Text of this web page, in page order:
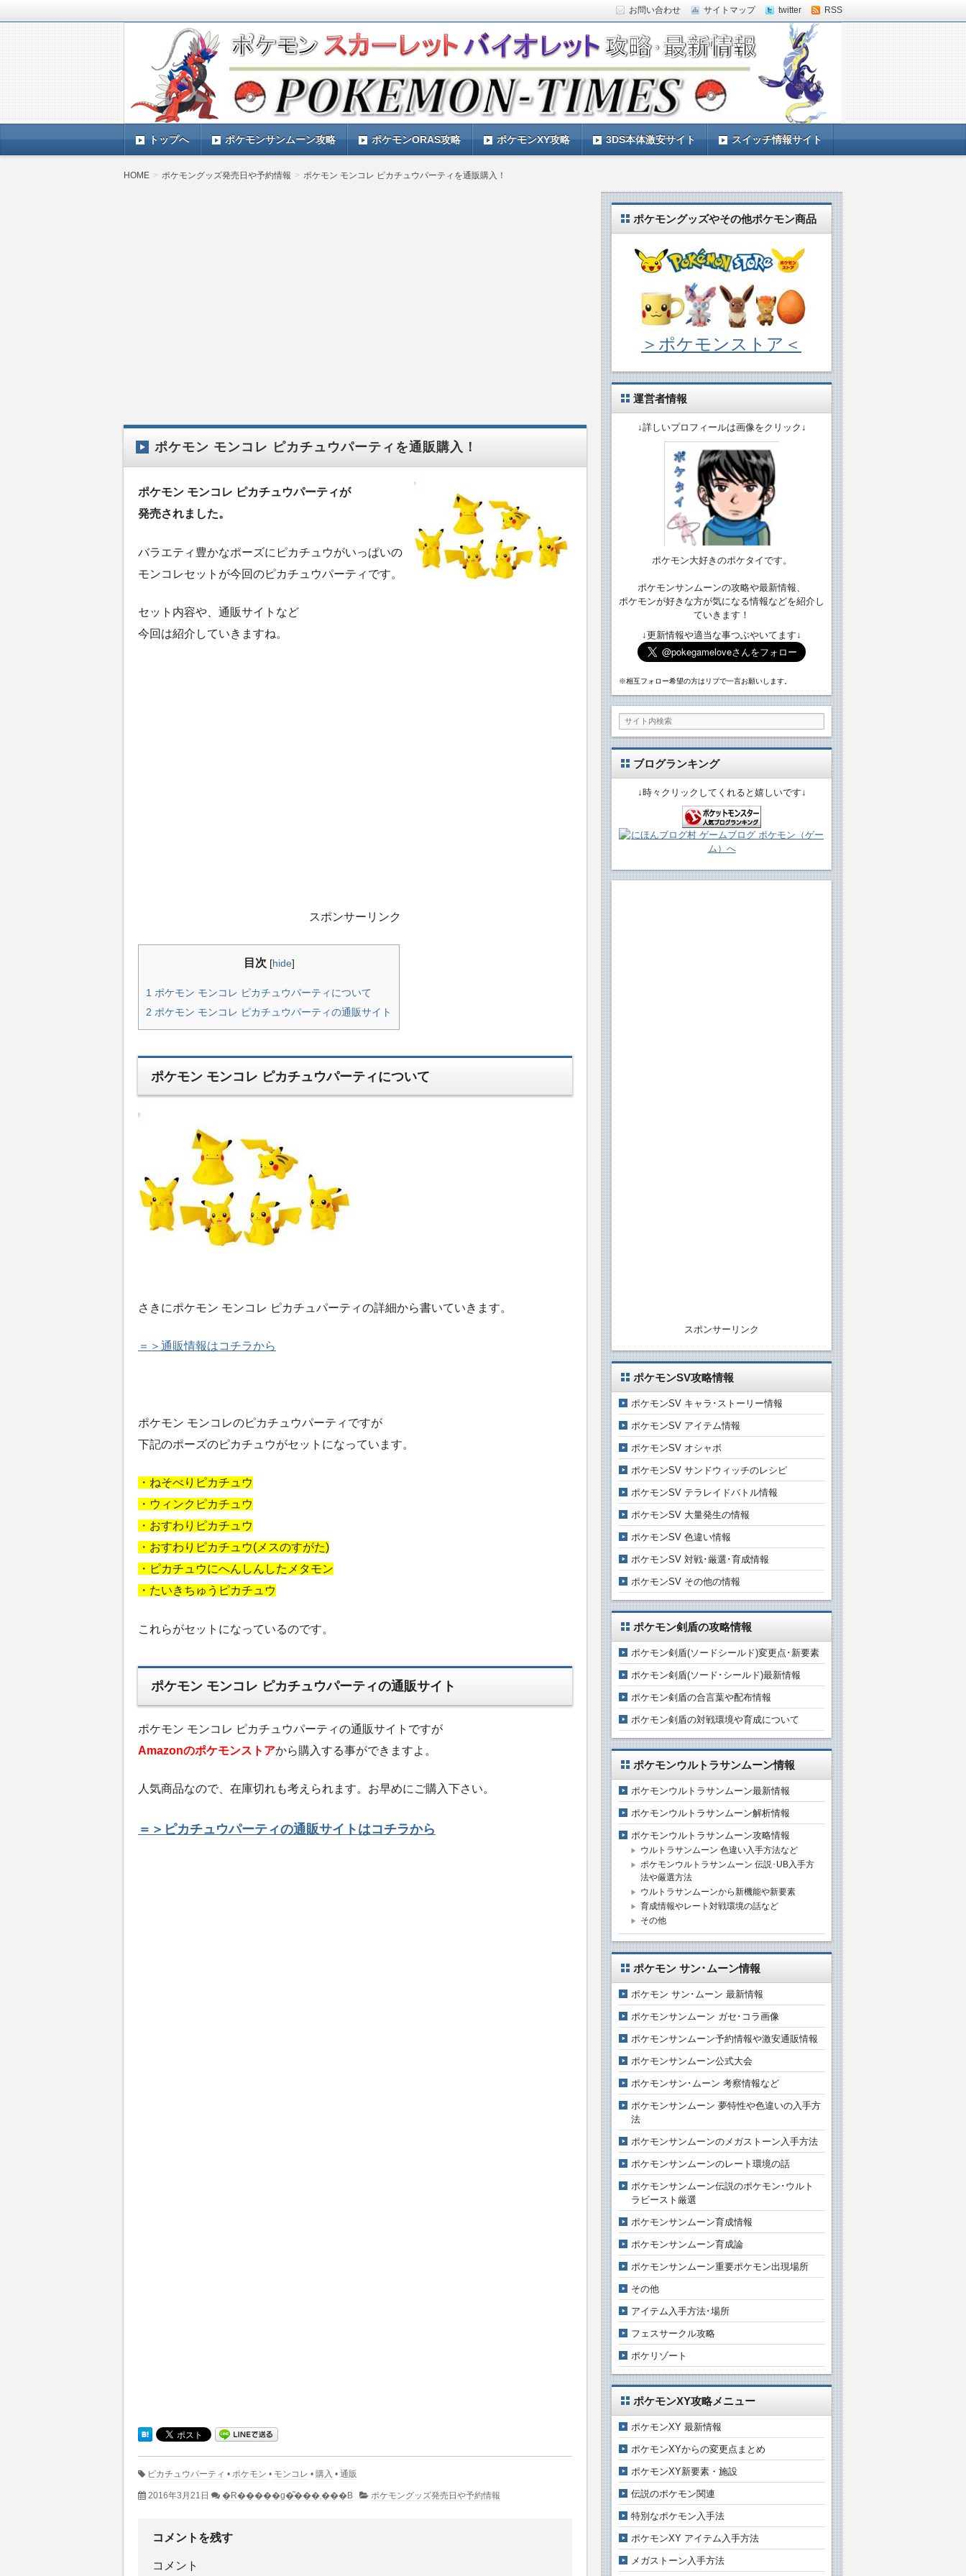
お問い合わせ サイトマップ twitter RSS
ポケモン最新情報まとめ『POKEMON-TIMES』
ポケモンSV(スカーレットバイオレット)の攻略や最新情報などをお届けする『POKEMON-
TIMES』 ポケモンSV(スカーレットバイオレット)の育成論やお得な情報なども紹介していきま
トップへ ポケモンサンムーン攻略 ポケモンORAS攻略 ポケモンXY攻略 3DS本体激安サイト スイッチ情報サイト
HOME ポケモングッズ発売日や予約情報 ポケモン モンコレ ピカチュウパーティを通販購入！
ポケモン モンコレ ピカチュウパーティを通販購入！
ポケモン モンコレ ピカチュウパーティが
発売されました。
バラエティ豊かなポーズにピカチュウがいっぱいの
モンコレセットが今回のピカチュウパーティです。
セット内容や、通販サイトなど
今回は紹介していきますね。
スポンサーリンク
目次 [hide]
1 ポケモン モンコレ ピカチュウパーティについて
2 ポケモン モンコレ ピカチュウパーティの通販サイト
ポケモン モンコレ ピカチュウパーティについて
さきにポケモン モンコレ ピカチュパーティの詳細から書いていきます。
＝＞通販情報はコチラから
ポケモン モンコレのピカチュウパーティですが
下記のポーズのピカチュウがセットになっています。
・ねそべりピカチュウ
・ウィンクピカチュウ
・おすわりピカチュウ
・おすわりピカチュウ(メスのすがた)
・ピカチュウにへんしんしたメタモン
・たいきちゅうピカチュウ
これらがセットになっているのです。
ポケモン モンコレ ピカチュウパーティの通販サイト
ポケモン モンコレ ピカチュウパーティの通販サイトですが
Amazonのポケモンストアから購入する事ができますよ。
人気商品なので、在庫切れも考えられます。お早めにご購入下さい。
＝＞ピカチュウパーティの通販サイトはコチラから
ピカチュウパーティ • ポケモン • モンコレ • 購入 • 通販
2016年3月21日 �R�����g�͂���܂���B ポケモングッズ発売日や予約情報
コメントを残す
コメント
ポケモングッズやその他ポケモン商品
＞ポケモンストア＜
運営者情報
↓詳しいプロフィールは画像をクリック↓
ポケモン大好きのポケタイです。
ポケモンサンムーンの攻略や最新情報、
ポケモンが好きな方が気になる情報などを紹介し
ていきます！
↓更新情報や適当な事つぶやいてます↓
※相互フォロー希望の方はリプで一言お願いします。
ブログランキング
↓時々クリックしてくれると嬉しいです↓
スポンサーリンク
ポケモンSV攻略情報
ポケモンSV キャラ･ストーリー情報
ポケモンSV アイテム情報
ポケモンSV オシャボ
ポケモンSV サンドウィッチのレシピ
ポケモンSV テラレイドバトル情報
ポケモンSV 大量発生の情報
ポケモンSV 色違い情報
ポケモンSV 対戦･厳選･育成情報
ポケモンSV その他の情報
ポケモン剣盾の攻略情報
ポケモン剣盾(ソードシールド)変更点･新要素
ポケモン剣盾(ソード･シールド)最新情報
ポケモン剣盾の合言葉や配布情報
ポケモン剣盾の対戦環境や育成について
ポケモンウルトラサンムーン情報
ポケモンウルトラサンムーン最新情報
ポケモンウルトラサンムーン解析情報
ポケモンウルトラサンムーン攻略情報
ウルトラサンムーン 色違い入手方法など
ポケモンウルトラサンムーン 伝説･UB入手方
法や厳選方法
ウルトラサンムーンから新機能や新要素
育成情報やレート対戦環境の話など
その他
ポケモン サン･ムーン情報
ポケモン サン･ムーン 最新情報
ポケモンサンムーン ガセ･コラ画像
ポケモンサンムーン予約情報や激安通販情報
ポケモンサンムーン公式大会
ポケモンサン･ムーン 考察情報など
ポケモンサンムーン 夢特性や色違いの入手方
法
ポケモンサンムーンのメガストーン入手方法
ポケモンサンムーンのレート環境の話
ポケモンサンムーン伝説のポケモン･ウルト
ラビースト厳選
ポケモンサンムーン育成情報
ポケモンサンムーン育成論
ポケモンサンムーン重要ポケモン出現場所
その他
アイテム入手方法･場所
フェスサークル攻略
ポケリゾート
ポケモンXY攻略メニュー
ポケモンXY 最新情報
ポケモンXYからの変更点まとめ
ポケモンXY新要素・施設
伝説のポケモン関連
特別なポケモン入手法
ポケモンXY アイテム入手方法
メガストーン入手方法